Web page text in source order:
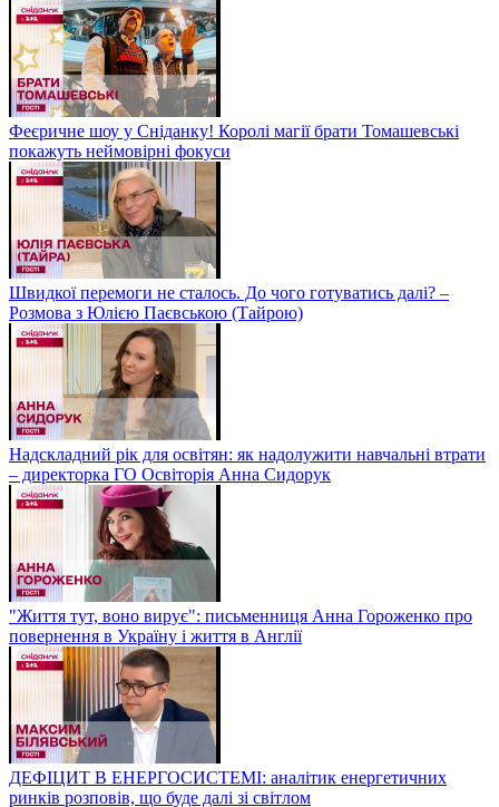
Феєричне шоу у Сніданку! Королі магії брати Томашевські
покажуть неймовірні фокуси
Швидкої перемоги не сталось. До чого готуватись далі? –
Розмова з Юлією Паєвською (Тайрою)
Надскладний рік для освітян: як надолужити навчальні втрати
– директорка ГО Освіторія Анна Сидорук
"Життя тут, воно вирує": письменниця Анна Гороженко про
повернення в Україну і життя в Англії
ДЕФІЦИТ В ЕНЕРГОСИСТЕМІ: аналітик енергетичних
ринків розповів, що буде далі зі світлом